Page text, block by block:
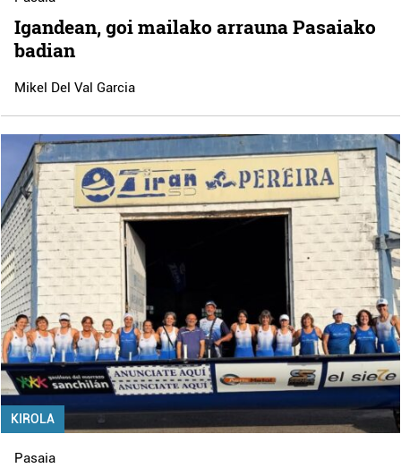
Igandean, goi mailako arrauna Pasaiako
badian
Mikel Del Val Garcia
KIROLA
Pasaia